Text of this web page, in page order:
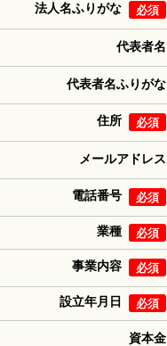
法人名ふりがな 必須
代表者名
代表者名ふりがな
住所 必須
メールアドレス
電話番号 必須
業種 必須
事業内容 必須
設立年月日 必須
資本金